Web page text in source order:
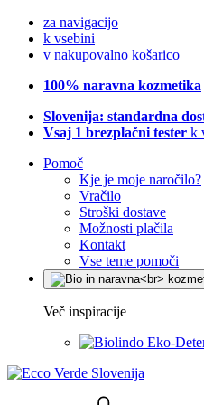
za navigacijo
k vsebini
v nakupovalno košarico
100% naravna kozmetika
Slovenija: standardna
Vsaj 1 brezplačni tester k
Pomoč
Kje je moje naročilo?
Vračilo
Stroški dostave
Možnosti plačila
Kontakt
Vse teme pomoči
Več inspiracije
Eko-